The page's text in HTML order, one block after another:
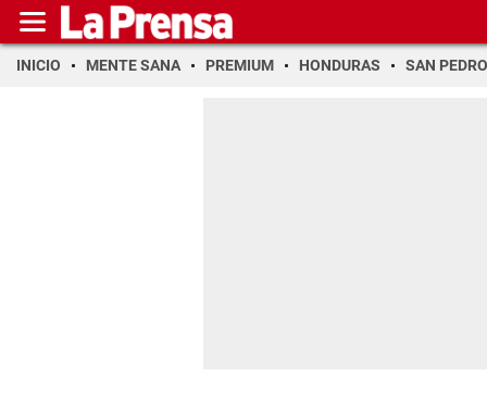
INICIO MENTE SANA PREMIUM HONDURAS SAN PEDRO